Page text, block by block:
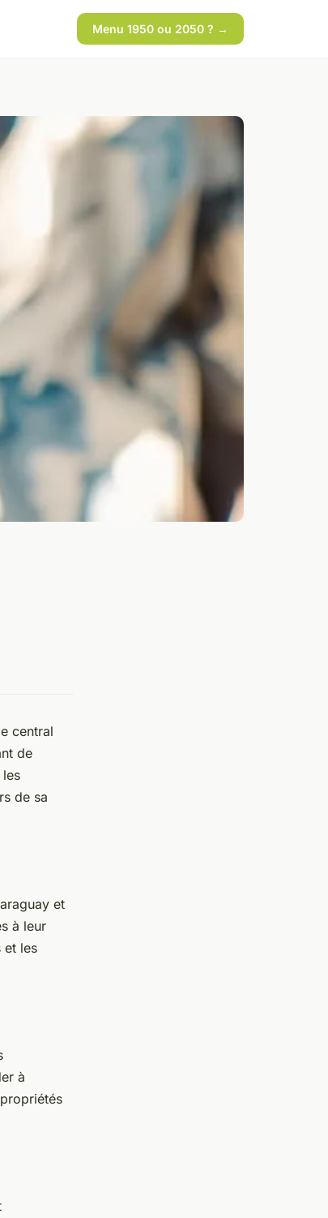
Menu 1950 ou 2050 ? →
central
de
de sa
et
à leur
et les
à